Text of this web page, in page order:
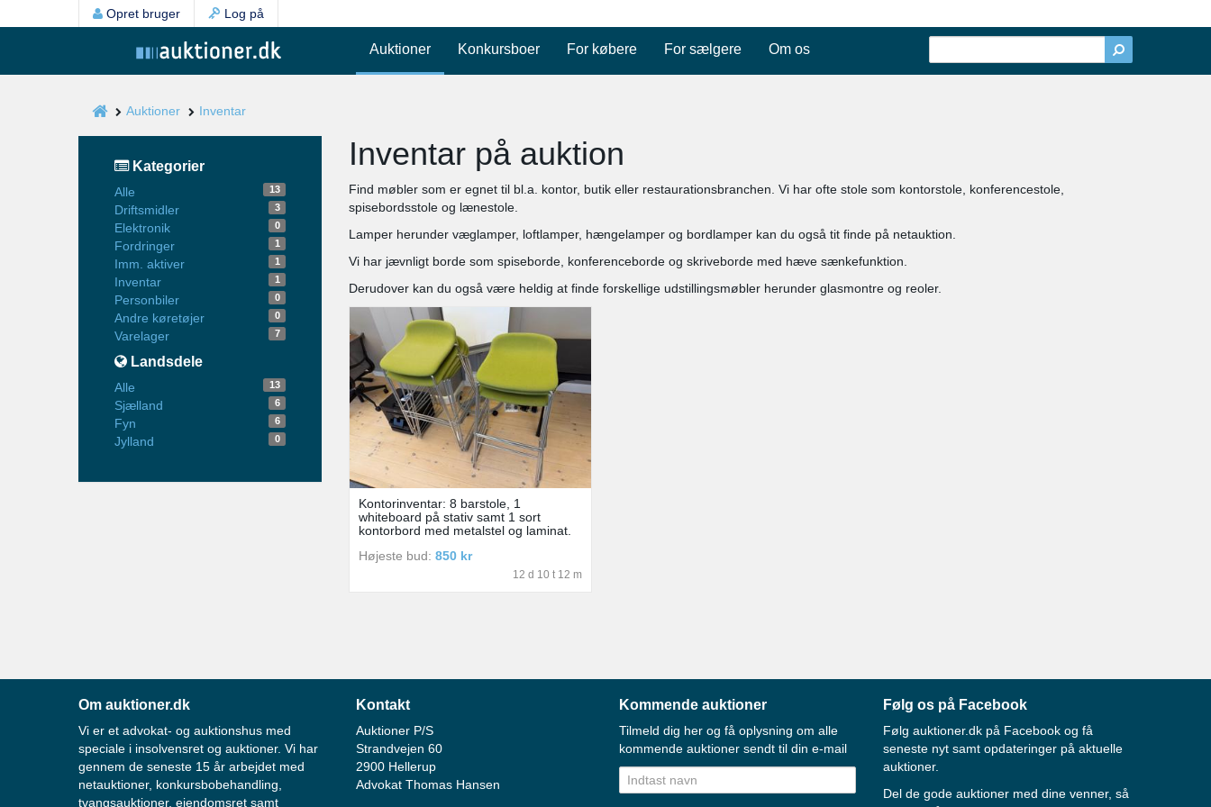
Opret bruger Log på
Auktioner Konkursboer For købere For sælgere Om os
Auktioner Inventar
Kategorier
Alle 13
Driftsmidler 3
Elektronik 0
Fordringer 1
Imm. aktiver 1
Inventar 1
Personbiler 0
Andre køretøjer 0
Varelager 7
Landsdele
Alle 13
Sjælland 6
Fyn 6
Jylland 0
Inventar på auktion
Find møbler som er egnet til bl.a. kontor, butik eller restaurationsbranchen. Vi har ofte stole som kontorstole, konferencestole,
spisebordsstole og lænestole.
Lamper herunder væglamper, loftlamper, hængelamper og bordlamper kan du også tit finde på netauktion.
Vi har jævnligt borde som spiseborde, konferenceborde og skriveborde med hæve sænkefunktion.
Derudover kan du også være heldig at finde forskellige udstillingsmøbler herunder glasmontre og reoler.
Kontorinventar: 8 barstole, 1
whiteboard på stativ samt 1 sort
kontorbord med metalstel og laminat.
Højeste bud: 850 kr
12 d 10 t 12 m
Om auktioner.dk
Vi er et advokat- og auktionshus med
speciale i insolvensret og auktioner. Vi har
gennem de seneste 15 år arbejdet med
netauktioner, konkursbobehandling,
tvangsauktioner, ejendomsret samt
Kontakt
Auktioner P/S
Strandvejen 60
2900 Hellerup
Advokat Thomas Hansen
Kommende auktioner
Tilmeld dig her og få oplysning om alle
kommende auktioner sendt til din e-mail
Følg os på Facebook
Følg auktioner.dk på Facebook og få
seneste nyt samt opdateringer på aktuelle
auktioner.
Del de gode auktioner med dine venner, så